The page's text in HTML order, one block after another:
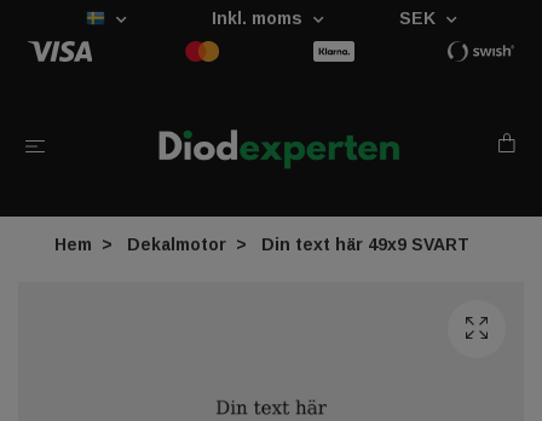
Inkl. moms SEK
Hem Dekalmotor Din text här 49x9 SVART